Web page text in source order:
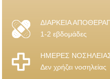
ΔΙΑΡΚΕΙΑ
1-2 εβδομάδες
ΗΜΕΡΕΣ
Δεν χρήζει νοσηλείας